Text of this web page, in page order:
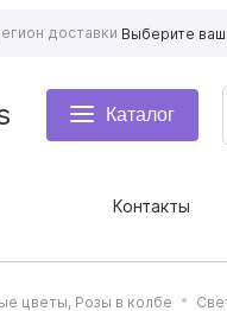
доставки Выберите
Каталог
Контакты
цветы, Розы в колбе